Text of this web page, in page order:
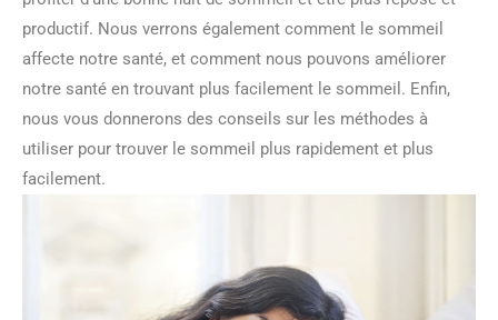
productif. Nous verrons également comment le sommeil
affecte notre santé, et comment nous pouvons améliorer
notre santé en trouvant plus facilement le sommeil. Enfin,
nous vous donnerons des conseils sur les méthodes à
utiliser pour trouver le sommeil plus rapidement et plus
facilement.